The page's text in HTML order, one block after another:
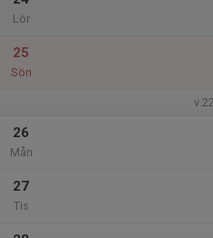
Lör
25
Sön
v.22
26
Mån
27
Tis